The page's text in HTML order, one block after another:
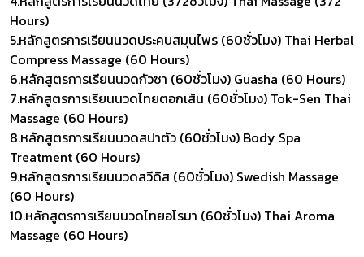
Hours)
5.หลักสูตรการเรียนนวดประคบสมุนไพร (60ชั่วโมง) Thai Herbal
Compress Massage (60 Hours)
6.หลักสูตรการเรียนนวดกัวซา (60ชั่วโมง) Guasha (60 Hours)
7.หลักสูตรการเรียนนวดไทยตอกเส้น (60ชั่วโมง) Tok-Sen Thai
Massage (60 Hours)
8.หลักสูตรการเรียนนวดสปาตัว (60ชั่วโมง) Body Spa
Treatment (60 Hours)
9.หลักสูตรการเรียนนวดสวีดิส (60ชั่วโมง) Swedish Massage
(60 Hours)
10.หลักสูตรการเรียนนวดไทยอโรมา (60ชั่วโมง) Thai Aroma
Massage (60 Hours)